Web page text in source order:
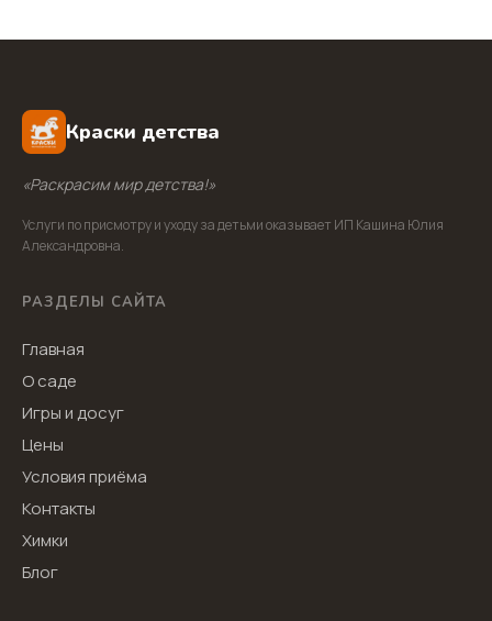
Краски детства
«Раскрасим мир детства!»
Услуги по присмотру и уходу за детьми оказывает ИП Кашина Юлия
Александровна.
РАЗДЕЛЫ САЙТА
Главная
О саде
Игры и досуг
Цены
Условия приёма
Контакты
Химки
Блог